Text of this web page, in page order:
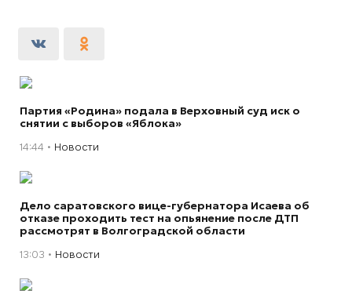
Партия «Родина» подала в Верховный суд иск о
снятии с выборов «Яблока»
14:44 Новости
Дело саратовского вице-губернатора Исаева об
отказе проходить тест на опьянение после ДТП
рассмотрят в Волгоградской области
13:03 Новости